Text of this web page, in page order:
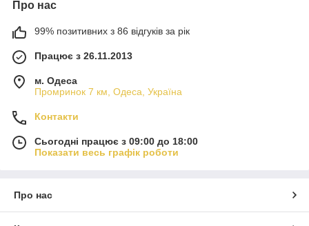
Про нас
99% позитивних з 86 відгуків за рік
Працює з 26.11.2013
м. Одеса
Промринок 7 км, Одеса, Україна
Контакти
Сьогодні працює з 09:00 до 18:00
Показати весь графік роботи
Про нас